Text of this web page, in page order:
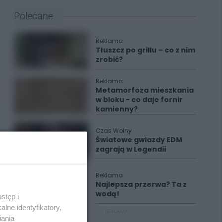
Polecane
Reklama
Tłuszcz po grillu – co z nim
zrobić?
Reklama
Metamorfoza mieszkania
w bloku - co daje fornir
kamienny?
Czas Wolny
Światowe gwiazdy EDM
zagrają w Legendii
Reklama
Najlepsza przerwa? Ta z
wodą!
i
identyfikatory,